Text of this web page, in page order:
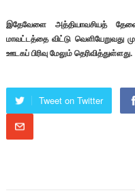
இதேவேளை அத்தியாவசியத்
மாவட்டத்தை விட்டு வெளியேறுவது
ஊடகப் பிரிவு மேலும் தெரிவித்துள்ளது.
Tweet on Twitter